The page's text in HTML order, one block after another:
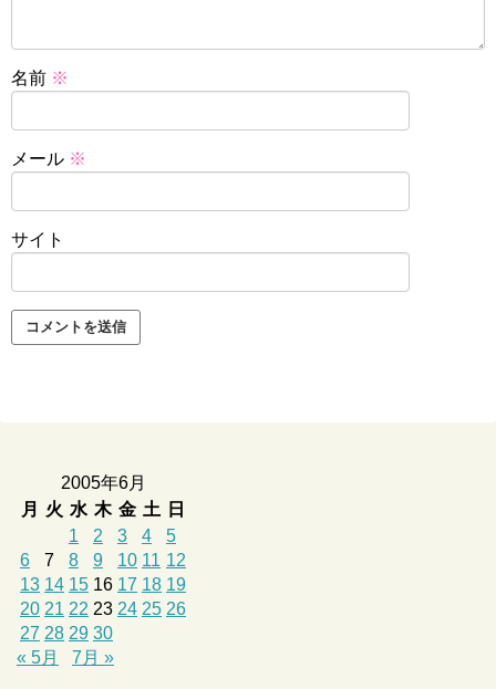
名前 ※
メール ※
サイト
2005年6月
月
火 水 木 金 土
日
1
2 3 4
5
6
7 8 9 10 11 12
13 14 15 16 17 18 19
20 21 22 23 24 25 26
27 28 29 30
« 5月
7月 »